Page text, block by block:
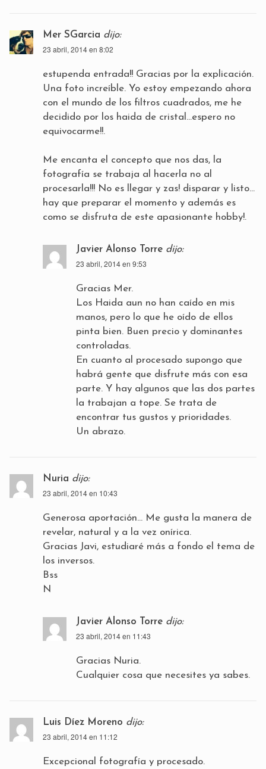
Mer SGarcia dijo:
23 abril, 2014 en 8:02
estupenda entrada!! Gracias por la explicación.
Una foto increíble. Yo estoy empezando ahora
con el mundo de los filtros cuadrados, me he
decidido por los haida de cristal…espero no
equivocarme!!.
Me encanta el concepto que nos das, la
fotografía se trabaja al hacerla no al
procesarla!!! No es llegar y zas! disparar y listo…
hay que preparar el momento y además es
como se disfruta de este apasionante hobby!.
Javier Alonso Torre dijo:
23 abril, 2014 en 9:53
Gracias Mer.
Los Haida aun no han caído en mis
manos, pero lo que he oído de ellos
pinta bien. Buen precio y dominantes
controladas.
En cuanto al procesado supongo que
habrá gente que disfrute más con esa
parte. Y hay algunos que las dos partes
la trabajan a tope. Se trata de
encontrar tus gustos y prioridades.
Un abrazo.
Nuria dijo:
23 abril, 2014 en 10:43
Generosa aportación… Me gusta la manera de
revelar, natural y a la vez onírica.
Gracias Javi, estudiaré más a fondo el tema de
los inversos.
Bss
N
Javier Alonso Torre dijo:
23 abril, 2014 en 11:43
Gracias Nuria.
Cualquier cosa que necesites ya sabes.
Luis Díez Moreno dijo:
23 abril, 2014 en 11:12
Excepcional fotografía y procesado.